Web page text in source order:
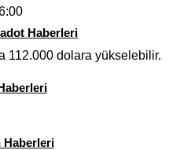
Haberleri
Haberleri